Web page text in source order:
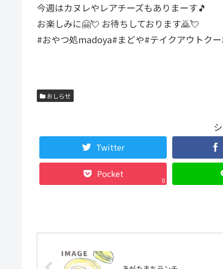
今週はカヌレやレアチーズもありまーす🎵
お楽しみに🤗💘 お待ちしております🙇💘
#おやつ処madoya#まどや#テイクアウトク
おしらせ
Twitter
Pocket
0